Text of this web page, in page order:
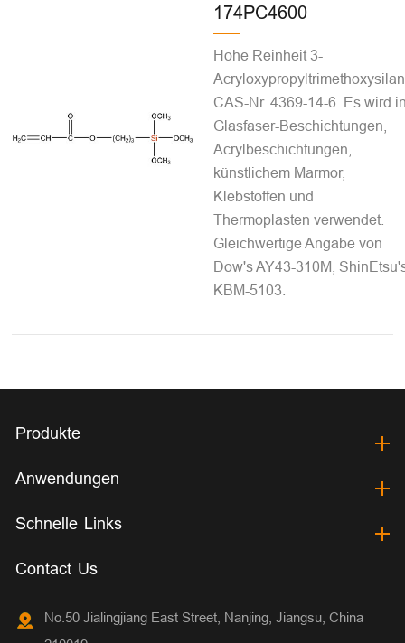
174PC4600
Hohe Reinheit 3-
CAS-Nr. 4369-14-6. Es wird
Glasfaser-Beschichtungen,
Acrylbeschichtungen,
künstlichem Marmor,
Klebstoffen und
Thermoplasten verwendet.
Gleichwertige Angabe von
Dow's AY43-310M,
KBM-5103.
Produkte
Anwendungen
Schnelle Links
Contact Us
No.50 Jialingjiang East Street, Nanjing, Jiangsu, China